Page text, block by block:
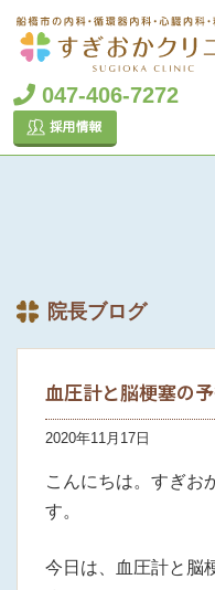
047-406-7272
院長ブログ
血圧計と脳梗塞の
2020年11月17日
こんにちは。すぎお
す。
今日は、血圧計と脳